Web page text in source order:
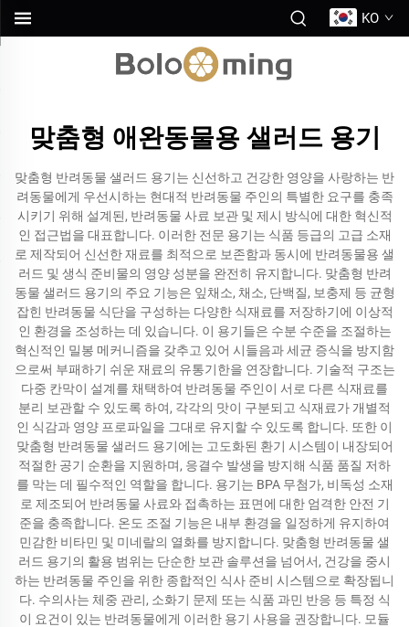
KO
맞춤형 애완동물용 샐러드 용기
맞춤형 반려동물 샐러드 용기는 신선하고 건강한 영양을 사랑하는 반
려동물에게 우선시하는 현대적 반려동물 주인의 특별한 요구를 충족
시키기 위해 설계된, 반려동물 사료 보관 및 제시 방식에 대한 혁신적
인 접근법을 대표합니다. 이러한 전문 용기는 식품 등급의 고급 소재
로 제작되어 신선한 재료를 최적으로 보존함과 동시에 반려동물용 샐
러드 및 생식 준비물의 영양 성분을 완전히 유지합니다. 맞춤형 반려
동물 샐러드 용기의 주요 기능은 잎채소, 채소, 단백질, 보충제 등 균형
잡힌 반려동물 식단을 구성하는 다양한 식재료를 저장하기에 이상적
인 환경을 조성하는 데 있습니다. 이 용기들은 수분 수준을 조절하는
혁신적인 밀봉 메커니즘을 갖추고 있어 시들음과 세균 증식을 방지함
으로써 부패하기 쉬운 재료의 유통기한을 연장합니다. 기술적 구조는
다중 칸막이 설계를 채택하여 반려동물 주인이 서로 다른 식재료를
분리 보관할 수 있도록 하여, 각각의 맛이 구분되고 식재료가 개별적
인 식감과 영양 프로파일을 그대로 유지할 수 있도록 합니다. 또한 이
맞춤형 반려동물 샐러드 용기에는 고도화된 환기 시스템이 내장되어
적절한 공기 순환을 지원하며, 응결수 발생을 방지해 식품 품질 저하
를 막는 데 필수적인 역할을 합니다. 용기는 BPA 무첨가, 비독성 소재
로 제조되어 반려동물 사료와 접촉하는 표면에 대한 엄격한 안전 기
준을 충족합니다. 온도 조절 기능은 내부 환경을 일정하게 유지하여
민감한 비타민 및 미네랄의 열화를 방지합니다. 맞춤형 반려동물 샐
러드 용기의 활용 범위는 단순한 보관 솔루션을 넘어서, 건강을 중시
하는 반려동물 주인을 위한 종합적인 식사 준비 시스템으로 확장됩니
다. 수의사는 체중 관리, 소화기 문제 또는 식품 과민 반응 등 특정 식
이 요건이 있는 반려동물에게 이러한 용기 사용을 권장합니다. 모듈